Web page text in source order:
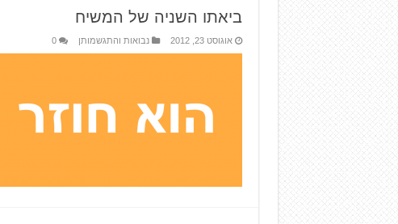
ביאתו השניה של המשיח
אוגוסט 23, 2012 נבואות והתגשמותן 0